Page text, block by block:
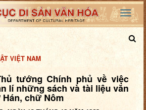
VIỆT NAM
tướng Chính phủ về việc
lí những sách và tài liệu văn
chữ Nôm